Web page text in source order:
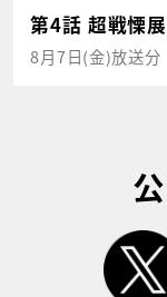
第4話 超戦慄
8月7日(金)放送分